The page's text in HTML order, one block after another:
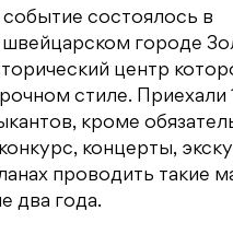
состоялось в
городе
центр
стиле. Приехали
кроме
концерты,
проводить такие
два года.